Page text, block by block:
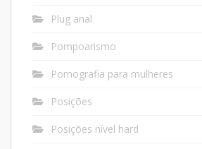
Plug anal
Pompoarismo
Pornografia para mulheres
Posições
Posições nível hard